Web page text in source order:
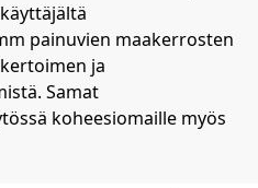
painuvien maakerrosten
ja
Samat
koheesiomaille myös